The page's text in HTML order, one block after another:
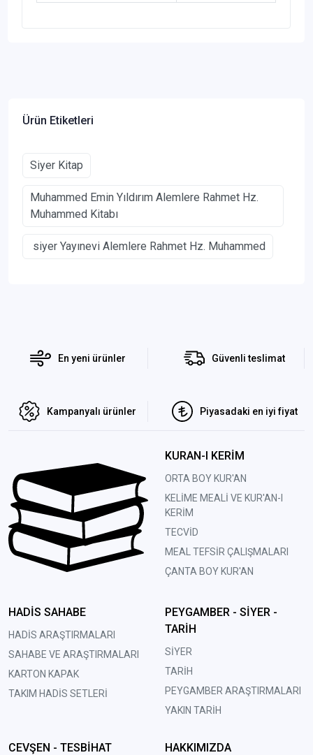
Ürün Etiketleri
Siyer Kitap
Muhammed Emin Yıldırım Alemlere Rahmet Hz.
Muhammed Kitabı
siyer Yayınevi Alemlere Rahmet Hz. Muhammed
En yeni ürünler Güvenli teslimat
Kampanyalı ürünler Piyasadaki en iyi fiyat
KURAN-I KERİM
ORTA BOY KUR'AN
KELİME MEALİ VE KUR'AN-I
KERİM
TECVİD
MEAL TEFSİR ÇALIŞMALARI
ÇANTA BOY KUR'AN
HADİS SAHABE
HADİS ARAŞTIRMALARI
SAHABE VE ARAŞTIRMALARI
KARTON KAPAK
TAKIM HADİS SETLERİ
PEYGAMBER - SİYER -
TARİH
SİYER
TARİH
PEYGAMBER ARAŞTIRMALARI
YAKIN TARİH
CEVŞEN - TESBİHAT HAKKIMIZDA